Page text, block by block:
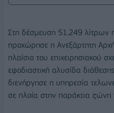
Στη δέσμευση 51.249 λίτρων
προχώρησε η Ανεξάρτητη
πλαίσιο του επιχειρησιακού
εφοδιαστική αλυσίδα
διενήργησε η υπηρεσία
σε πλοία στην παράκτια ζώνη